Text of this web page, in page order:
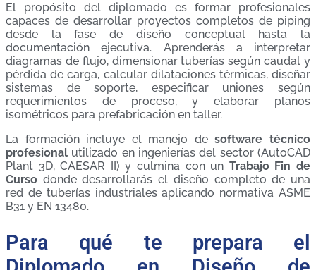
El propósito del diplomado es formar profesionales
capaces de desarrollar proyectos completos de piping
desde la fase de diseño conceptual hasta la
documentación ejecutiva. Aprenderás a interpretar
diagramas de flujo, dimensionar tuberías según caudal y
pérdida de carga, calcular dilataciones térmicas, diseñar
sistemas de soporte, especificar uniones según
requerimientos de proceso, y elaborar planos
isométricos para prefabricación en taller.
La formación incluye el manejo desoftware técnico
profesional utilizado en ingenierías del sector (AutoCAD
Plant 3D, CAESAR II) y culmina con un Trabajo Fin de
Curso donde desarrollarás el diseño completo de una
red de tuberías industriales aplicando normativa ASME
B31 y EN 13480.
Para qué te prepara el